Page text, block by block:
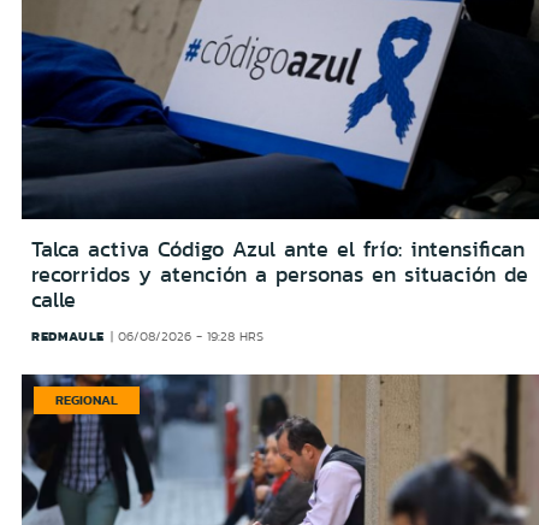
Talca activa Código Azul ante el frío: intensifican
recorridos y atención a personas en situación de
calle
REDMAULE 06/08/2026 - 19:28 HRS
REGIONAL